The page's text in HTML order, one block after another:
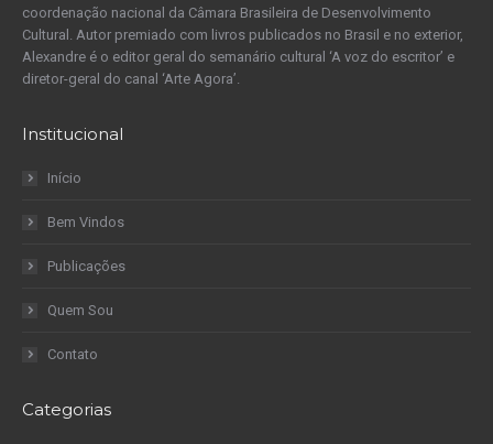
coordenação nacional da Câmara Brasileira de Desenvolvimento
Cultural. Autor premiado com livros publicados no Brasil e no exterior,
Alexandre é o editor geral do semanário cultural ‘A voz do escritor’ e
diretor-geral do canal ‘Arte Agora’.
Institucional
Início
Bem Vindos
Publicações
Quem Sou
Contato
Categorias